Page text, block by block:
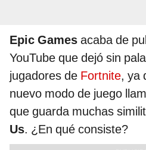
Epic Games acaba de
YouTube que dejó sin
jugadores de Fortnite, ya
nuevo modo de juego
que guarda muchas
Us. ¿En qué consiste?